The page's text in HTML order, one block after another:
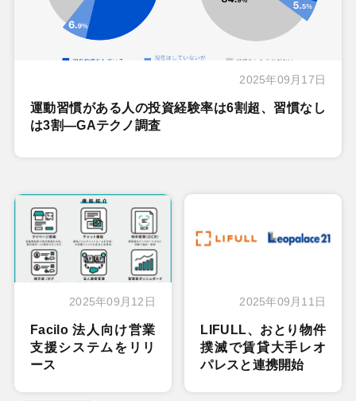
2025年09月17日
運動習慣がある人の投資経験率は6割超、習慣なし
は3割―GAテクノ調査
2025年09月12日
Facilo 法人向け営業
支援システムをリリ
ース
2025年09月11日
LIFULL、おとり物件
撲滅で賃貸大手レオ
パレスと連携開始